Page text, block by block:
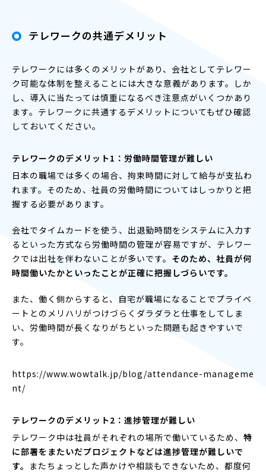
テレワークの共通デメリット
テレワークには多くのメリットがあり、会社としてテレワー
ク可能な体制を整えることには大きな意義があります。しか
し、導入に当たっては慎重になるべき注意点がいくつかあり
ます。テレワークに共通するデメリットについてもぜひ確認
しておいてください。
テレワークのデメリット1：労働時間管理が難しい
日本の職場では多くの場合、拘束時間に対して給与が支払わ
れます。そのため、社員の労働時間についてはしっかりと把
握する必要があります。
会社でタイムカードを使う、出退勤時間をシステムに入力す
るといった方式なら労働時間の管理が容易ですが、テレワー
クでは出社を伴わないことが多いです。 そのため、社員が何
時間働いたかといったことが正確に把握しづらいです。
また、働く側からすると、自宅が職場になることでプライベ
ートとのメリハリがつけづらくダラダラと仕事をしてしま
い、労働時間が長くなりがちといった問題も起きやすいで
す。
https://www.wowtalk.jp/blog/attendance-manageme
nt/
テレワークのデメリット2：進捗管理が難しい
テレワーク中は社員がそれぞれの場所で働いているため、 特
に部署をまたいだプロジェクトなどは進捗管理が難しいで
す。 またちょっとした声かけや相談もできないため、都度何